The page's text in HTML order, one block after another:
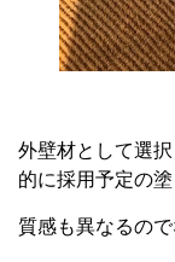
外壁材として選
的に採用予定の
質感も異なるの